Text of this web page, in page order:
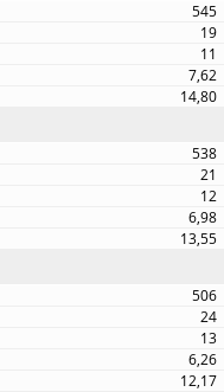
545
19
11
7,62
14,80
538
21
12
6,98
13,55
506
24
13
6,26
12,17